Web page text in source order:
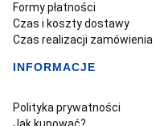
Formy płatności
Czas i koszty dostawy
Czas realizacji zamówienia
INFORMACJE
Polityka prywatności